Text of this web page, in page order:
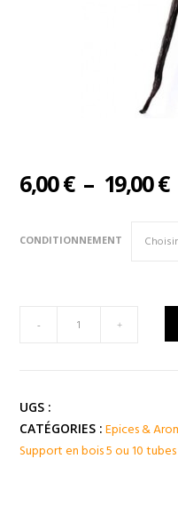
6,00€ – 19,00€
CONDITIONNEMENT
Madagascar
Gousses
BIO
- +
UGS :
CATÉGORIES : Epices &
Support en bois 5 ou 10